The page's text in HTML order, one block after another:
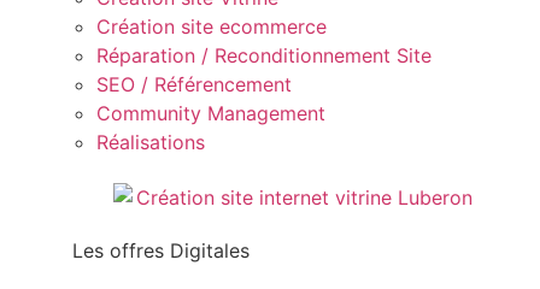
Création site ecommerce
Réparation / Reconditionnement Site
SEO / Référencement
Community Management
Réalisations
Les offres Digitales